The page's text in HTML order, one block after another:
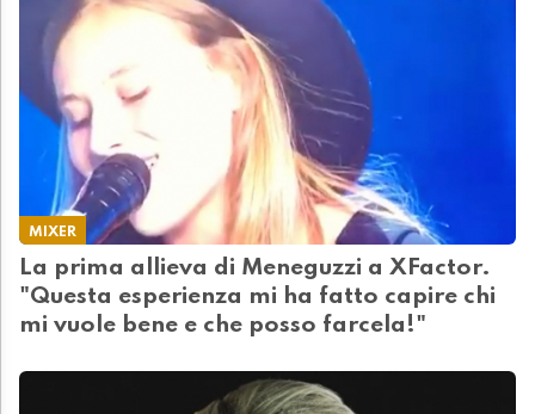
MIXER
La prima allieva di Meneguzzi a XFactor.
"Questa esperienza mi ha fatto capire chi
mi vuole bene e che posso farcela!"